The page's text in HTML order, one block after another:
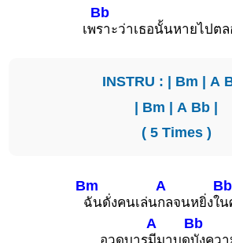
เพ
Bb
ราะว่าเธอนั้นหายไปต
INSTRU : | Bm | A
| Bm | A Bb |
( 5 Times )
Bm
ฉันดั่งคนเล่น
A
กลจนหยิ่งใ
Bb
น
อวดบาร
A
มีมาบด
Bb
บังควา